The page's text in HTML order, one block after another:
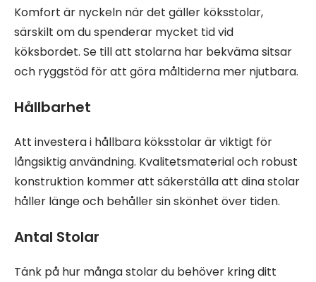
Komfort är nyckeln när det gäller köksstolar,
särskilt om du spenderar mycket tid vid
köksbordet. Se till att stolarna har bekväma sitsar
och ryggstöd för att göra måltiderna mer njutbara.
Hållbarhet
Att investera i hållbara köksstolar är viktigt för
långsiktig användning. Kvalitetsmaterial och robust
konstruktion kommer att säkerställa att dina stolar
håller länge och behåller sin skönhet över tiden.
Antal Stolar
Tänk på hur många stolar du behöver kring ditt